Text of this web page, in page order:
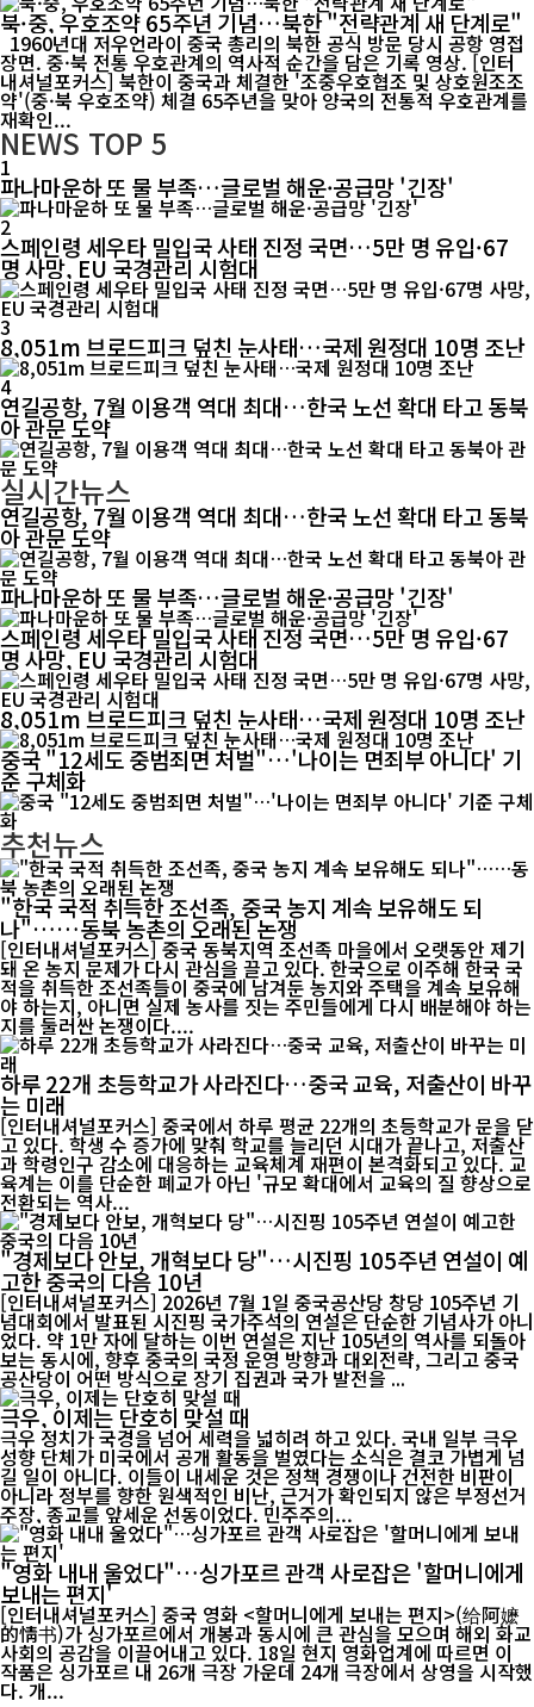
북·중, 우호조약 65주년 기념…북한 "전략관계 새 단계로"
장면. 중·북 전통 우호관계의 역사적 순간을 담은 기록 영상. [인터
내셔널포커스] 북한이 중국과 체결한 '조중우호협조 및 상호원조조
약'(중·북 우호조약) 체결 65주년을 맞아 양국의 전통적 우호관계를
재확인...
NEWS TOP 5
1
파나마운하 또 물 부족…글로벌 해운·공급망 '긴장'
2
스페인령 세우타 밀입국 사태 진정 국면…5만 명 유입·67
명 사망, EU 국경관리 시험대
3
8,051m 브로드피크 덮친 눈사태…국제 원정대 10명 조난
4
연길공항, 7월 이용객 역대 최대…한국 노선 확대 타고 동북
아 관문 도약
실시간뉴스
연길공항, 7월 이용객 역대 최대…한국 노선 확대 타고 동북
아 관문 도약
파나마운하 또 물 부족…글로벌 해운·공급망 '긴장'
스페인령 세우타 밀입국 사태 진정 국면…5만 명 유입·67
명 사망, EU 국경관리 시험대
8,051m 브로드피크 덮친 눈사태…국제 원정대 10명 조난
중국 "12세도 중범죄면 처벌"…'나이는 면죄부 아니다' 기
준 구체화
추천뉴스
"한국 국적 취득한 조선족, 중국 농지 계속 보유해도 되
나"……동북 농촌의 오래된 논쟁
[인터내셔널포커스] 중국 동북지역 조선족 마을에서 오랫동안 제기
돼 온 농지 문제가 다시 관심을 끌고 있다. 한국으로 이주해 한국 국
적을 취득한 조선족들이 중국에 남겨둔 농지와 주택을 계속 보유해
야 하는지, 아니면 실제 농사를 짓는 주민들에게 다시 배분해야 하는
지를 둘러싼 논쟁이다....
하루 22개 초등학교가 사라진다…중국 교육, 저출산이 바꾸
는 미래
[인터내셔널포커스] 중국에서 하루 평균 22개의 초등학교가 문을 닫
고 있다. 학생 수 증가에 맞춰 학교를 늘리던 시대가 끝나고, 저출산
과 학령인구 감소에 대응하는 교육체계 재편이 본격화되고 있다. 교
육계는 이를 단순한 폐교가 아닌 '규모 확대에서 교육의 질 향상으로
전환되는 역사...
"경제보다 안보, 개혁보다 당"…시진핑 105주년 연설이 예
고한 중국의 다음 10년
[인터내셔널포커스] 2026년 7월 1일 중국공산당 창당 105주년 기
념대회에서 발표된 시진핑 국가주석의 연설은 단순한 기념사가 아니
었다. 약 1만 자에 달하는 이번 연설은 지난 105년의 역사를 되돌아
보는 동시에, 향후 중국의 국정 운영 방향과 대외전략, 그리고 중국
공산당이 어떤 방식으로 장기 집권과 국가 발전을 ...
극우, 이제는 단호히 맞설 때
극우 정치가 국경을 넘어 세력을 넓히려 하고 있다. 국내 일부 극우
성향 단체가 미국에서 공개 활동을 벌였다는 소식은 결코 가볍게 넘
길 일이 아니다. 이들이 내세운 것은 정책 경쟁이나 건전한 비판이
아니라 정부를 향한 원색적인 비난, 근거가 확인되지 않은 부정선거
주장, 종교를 앞세운 선동이었다. 민주주의...
"영화 내내 울었다"…싱가포르 관객 사로잡은 '할머니에게
보내는 편지'
[인터내셔널포커스] 중국 영화 <할머니에게 보내는 편지>(给阿嬷
的情书)가 싱가포르에서 개봉과 동시에 큰 관심을 모으며 해외 화교
사회의 공감을 이끌어내고 있다. 18일 현지 영화업계에 따르면 이
작품은 싱가포르 내 26개 극장 가운데 24개 극장에서 상영을 시작했
다. 개...